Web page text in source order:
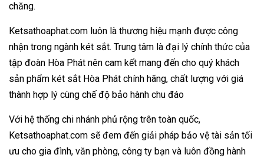
chăng.
Ketsathoaphat.com luôn là thương hiệu mạnh được công
nhận trong ngành két sắt. Trung tâm là đại lý chính thức của
tập đoàn Hòa Phát nên cam kết mang đến cho quý khách
sản phẩm két sắt Hòa Phát chính hãng, chất lượng với giá
thành hợp lý cùng chế độ bảo hành chu đáo
Với hệ thống chi nhánh phủ rộng trên toàn quốc,
Ketsathoaphat.com sẽ đem đến giải pháp bảo vệ tài sản tối
ưu cho gia đình, văn phòng, công ty bạn và luôn đồng hành